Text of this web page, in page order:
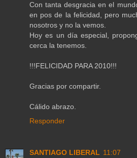
Con tanta desgracia en el
en pos de la felicidad, pero
nosotros y no la vemos.
Hoy es un día especial,
cerca la tenemos.
!!!FELICIDAD PARA 2010!!!
Gracias por compartir.
Cálido abrazo.
Responder
SANTIAGO LIBERAL 11:07